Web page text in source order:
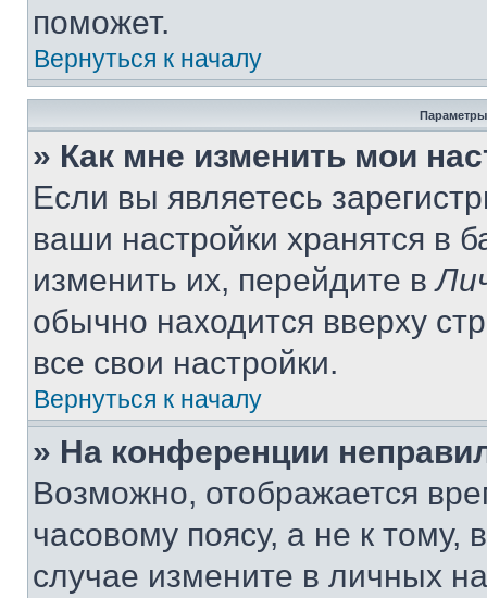
поможет.
Вернуться к началу
Параметры
» Как мне изменить мои
Если вы являетесь
ваши настройки хранятся в
изменить их, перейдите в
обычно находится вверху
все свои настройки.
Вернуться к началу
» На конференции
Возможно, отображается
часовому поясу, а не к тому,
случае измените в личных